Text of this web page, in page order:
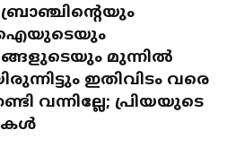
മുന്നില്‍
ഇതിവിടം വരെ
വന്നില്ലേ; പ്രിയയുടെ